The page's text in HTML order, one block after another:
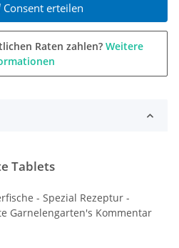
Consent erteilen
Raten zahlen? Weitere
Tablets
- Spezial Rezeptur -
Garnelengarten's Kommentar